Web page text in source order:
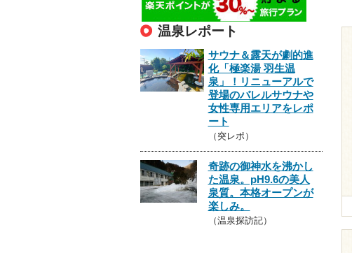
温泉レポート
サウナ＆露天が劇的進
化「極楽湯 羽生温
泉」！リニューアルで
登場のバレルサウナや
女性専用エリアをレポ
ート
（突レポ）
奇跡の御神水を沸かし
た温泉。pH9.6の美人
泉質。本格オープンが
楽しみ。
（温泉探訪記）